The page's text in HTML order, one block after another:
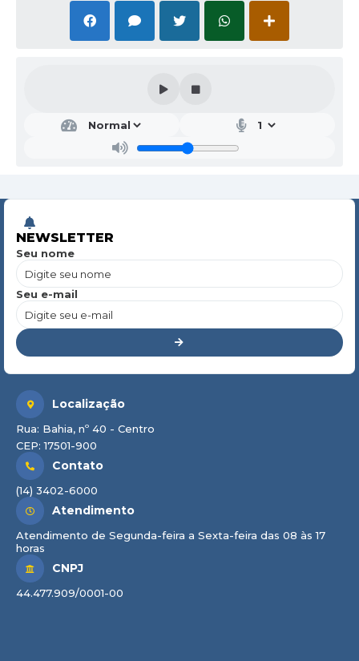
NEWSLETTER
Seu nome
Seu e-mail
Localização
Rua: Bahia, nº 40 - Centro
CEP: 17501-900
Contato
(14) 3402-6000
Atendimento
Atendimento de Segunda-feira a Sexta-feira das 08 às 17
horas
CNPJ
44.477.909/0001-00